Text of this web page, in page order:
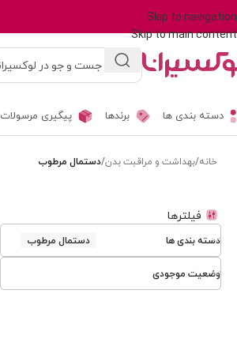
Skip to navigation
Skip to main content
دسته بندی ها برندها پیگیری مرسولات
خانه/بهداشت و مراقبت بدن/دستمال مرطوب
فیلترها
دسته بندی ها دستمال مرطوب
وضعیت موجودی